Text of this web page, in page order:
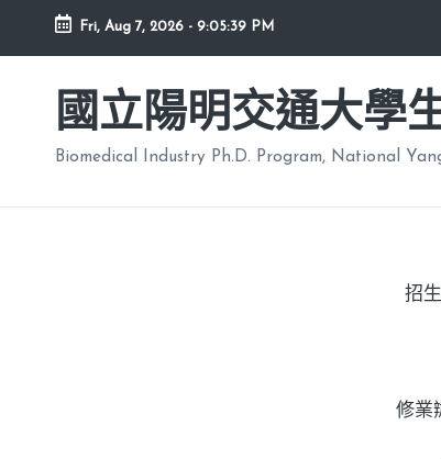
Fri, Aug 7, 2026 - 9:05:40 PM
國立陽明交通大學
Biomedical Industry Ph.D. Program, National
招
修業